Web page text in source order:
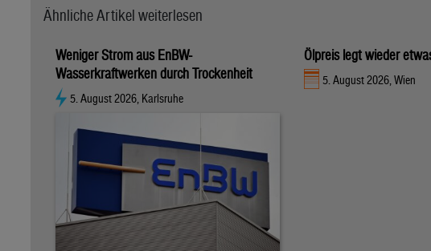
Ähnliche Artikel weiterlesen
Weniger Strom aus EnBW-
Wasserkraftwerken durch Trockenheit
5. August 2026, Karlsruhe
Ölpreis legt wieder
5. August 2026, Wien